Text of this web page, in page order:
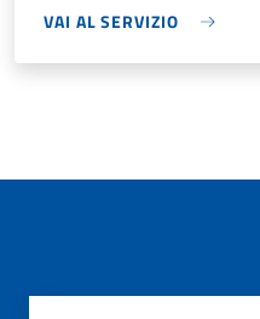
VAI AL SERVIZIO